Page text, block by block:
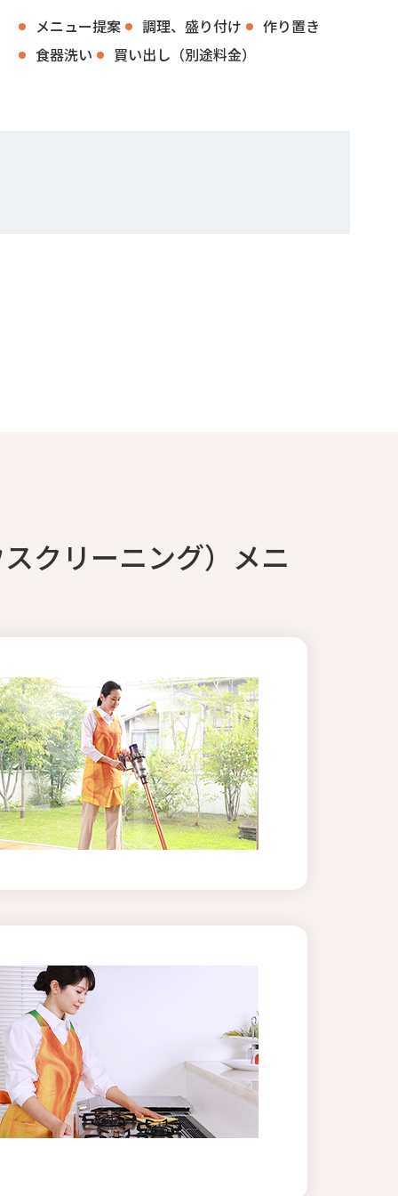
メニュー提案 調理、盛り付け
作り置き
食器洗い
買い出し（別途料金）
クリーニング）メニ